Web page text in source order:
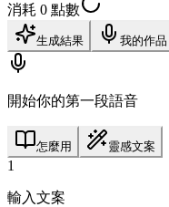
消耗 0 點數
生成結果 我的作品
開始你的第一段語音
怎麼用 靈感文案
1
輸入文案